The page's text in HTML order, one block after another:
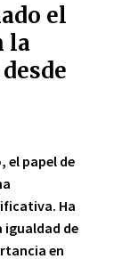
el
la
el papel de
. Ha
igualdad de
en